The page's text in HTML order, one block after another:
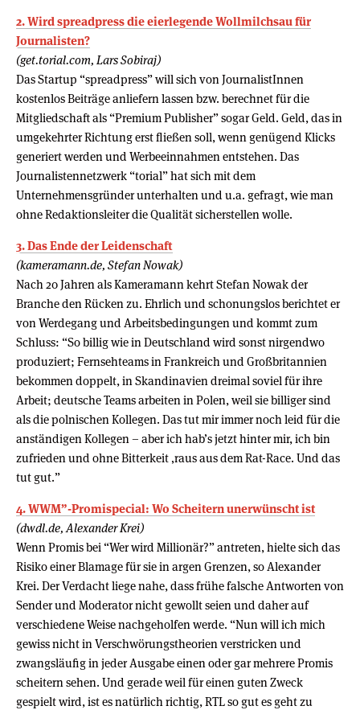
2. Wird spreadpress die eierlegende Wollmilchsau für
Journalisten?
(get.torial.com, Lars Sobiraj)
Das Startup “spreadpress” will sich von JournalistInnen
kostenlos Beiträge anliefern lassen bzw. berechnet für die
Mitgliedschaft als “Premium Publisher” sogar Geld. Geld, das in
umgekehrter Richtung erst fließen soll, wenn genügend Klicks
generiert werden und Werbeeinnahmen entstehen. Das
Journalistennetzwerk “torial” hat sich mit dem
Unternehmensgründer unterhalten und u.a. gefragt, wie man
ohne Redaktionsleiter die Qualität sicherstellen wolle.
3. Das Ende der Leidenschaft
(kameramann.de, Stefan Nowak)
Nach 20 Jahren als Kameramann kehrt Stefan Nowak der
Branche den Rücken zu. Ehrlich und schonungslos berichtet er
von Werdegang und Arbeitsbedingungen und kommt zum
Schluss: “So billig wie in Deutschland wird sonst nirgendwo
produziert; Fernsehteams in Frankreich und Großbritannien
bekommen doppelt, in Skandinavien dreimal soviel für ihre
Arbeit; deutsche Teams arbeiten in Polen, weil sie billiger sind
als die polnischen Kollegen. Das tut mir immer noch leid für die
anständigen Kollegen – aber ich hab’s jetzt hinter mir, ich bin
zufrieden und ohne Bitterkeit ‚raus aus dem Rat-Race. Und das
tut gut.”
4. WWM”-Promispecial: Wo Scheitern unerwünscht ist
(dwdl.de, Alexander Krei)
Wenn Promis bei “Wer wird Millionär?” antreten, hielte sich das
Risiko einer Blamage für sie in argen Grenzen, so Alexander
Krei. Der Verdacht liege nahe, dass frühe falsche Antworten von
Sender und Moderator nicht gewollt seien und daher auf
verschiedene Weise nachgeholfen werde. “Nun will ich mich
gewiss nicht in Verschwörungstheorien verstricken und
zwangsläufig in jeder Ausgabe einen oder gar mehrere Promis
scheitern sehen. Und gerade weil für einen guten Zweck
gespielt wird, ist es natürlich richtig, RTL so gut es geht zu